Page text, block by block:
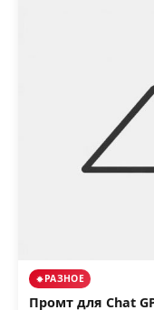
РАЗНОЕ
Промт для Chat